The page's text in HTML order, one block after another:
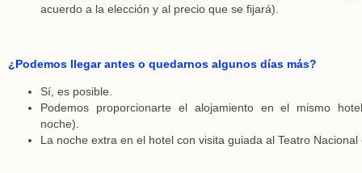
acuerdo a la elección y al precio que se fijará).
¿Podemos llegar antes o quedarnos algunos días más?
Sí, es posible.
Podemos proporcionarte el alojamiento en el mismo
noche).
La noche extra en el hotel con visita guiada al Teatro